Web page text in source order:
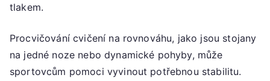
tlakem.
Procvičování cvičení na rovnováhu, jako jsou stojany
na jedné noze nebo dynamické pohyby, může
sportovcům pomoci vyvinout potřebnou stabilitu.